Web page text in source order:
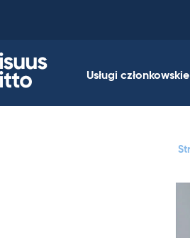
Usługi członkowskie